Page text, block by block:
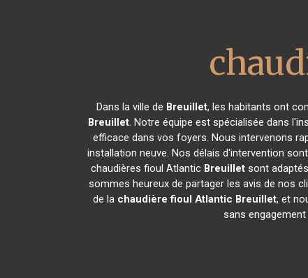
Dans la ville de Breuillet, les habitants ont
Breuillet. Notre équipe est spécialisée dans
efficace dans vos foyers. Nous intervenons
installation neuve. Nos délais d'intervention
chaudières fioul Atlantic Breuillet sont
sommes heureux de partager les avis de nos
de la chaudière fioul Atlantic Breuillet, et
sans